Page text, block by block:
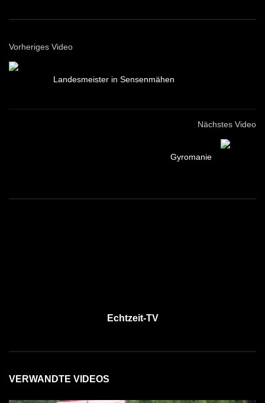
Vorheriges Video
Landesmeister in Sensenmähen
Nächstes Video
Gyromanie
Echtzeit-TV
VERWANDTE VIDEOS